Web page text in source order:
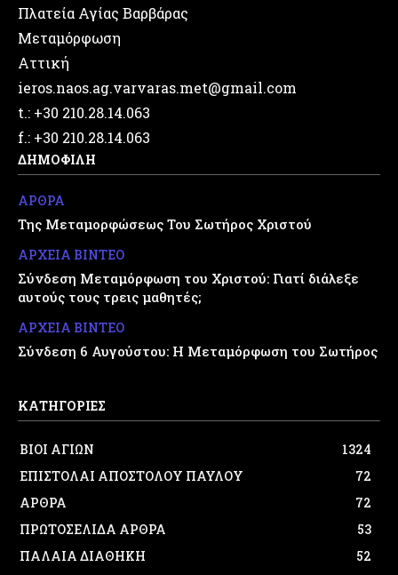
Πλατεία Αγίας Βαρβάρας
Μεταμόρφωση
Αττική
ieros.naos.ag.varvaras.met@gmail.com
t.: +30 210.28.14.063
f.: +30 210.28.14.063
ΔΗΜΟΦΙΛΗ
ΑΡΘΡΑ
Της Μεταμορφώσεως Του Σωτήρος Χριστού
ΑΡΧΕΙΑ ΒΙΝΤΕΟ
Σύνδεση Μεταμόρφωση του Χριστού: Γιατί διάλεξε
αυτούς τους τρεις μαθητές;
ΑΡΧΕΙΑ ΒΙΝΤΕΟ
Σύνδεση 6 Αυγούστου: Η Μεταμόρφωση του Σωτήρος
ΚΑΤΗΓΟΡΙΕΣ
ΒΙΟΙ ΑΓΙΩΝ
1324
ΕΠΙΣΤΟΛΑΙ ΑΠΟΣΤΟΛΟΥ ΠΑΥΛΟΥ
72
ΑΡΘΡΑ
72
ΠΡΩΤΟΣΕΛΙΔΑ ΑΡΘΡΑ
53
ΠΑΛΑΙΑ ΔΙΑΘΗΚΗ
52